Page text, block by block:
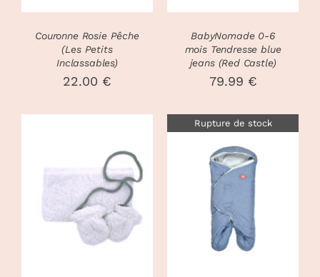
Couronne Rosie Pêche
(Les Petits
Inclassables)
22.00 €
BabyNomade 0-6
mois Tendresse blue
jeans (Red Castle)
79.99 €
CHOIX DES
OPTIONS CE
PRODUIT
A
PLUSIEURS
/
DÉTAILS
Rupture de stock
DÉTAILS